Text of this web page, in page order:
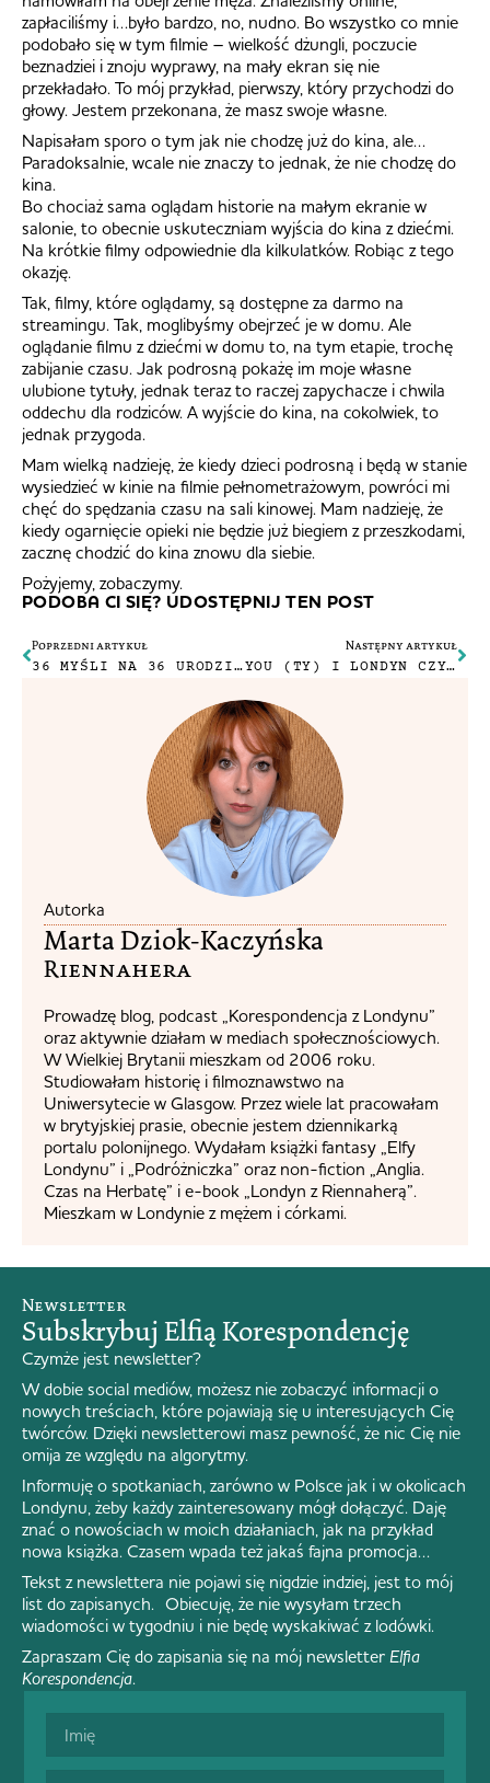
zapłaciliśmy i…było bardzo, no, nudno. Bo wszystko co mnie
podobało się w tym filmie – wielkość dżungli, poczucie
beznadziei i znoju wyprawy, na mały ekran się nie
przekładało. To mój przykład, pierwszy, który przychodzi do
głowy. Jestem przekonana, że masz swoje własne.
Napisałam sporo o tym jak nie chodzę już do kina, ale…
Paradoksalnie, wcale nie znaczy to jednak, że nie chodzę do
kina.
Bo chociaż sama oglądam historie na małym ekranie w
salonie, to obecnie uskuteczniam wyjścia do kina z dziećmi.
Na krótkie filmy odpowiednie dla kilkulatków. Robiąc z tego
okazję.
Tak, filmy, które oglądamy, są dostępne za darmo na
streamingu. Tak, moglibyśmy obejrzeć je w domu. Ale
oglądanie filmu z dziećmi w domu to, na tym etapie, trochę
zabijanie czasu. Jak podrosną pokażę im moje własne
ulubione tytuły, jednak teraz to raczej zapychacze i chwila
oddechu dla rodziców. A wyjście do kina, na cokolwiek, to
jednak przygoda.
Mam wielką nadzieję, że kiedy dzieci podrosną i będą w stanie
wysiedzieć w kinie na filmie pełnometrażowym, powróci mi
chęć do spędzania czasu na sali kinowej. Mam nadzieję, że
kiedy ogarnięcie opieki nie będzie już biegiem z przeszkodami,
zacznę chodzić do kina znowu dla siebie.
Pożyjemy, zobaczymy.
PODOBA CI SIĘ? UDOSTĘPNIJ TEN POST
Poprzedni artykuł
36 MYŚLI NA 36 URODZINY
Następny artykuł
YOU (TY) I LONDYN CZYLI JAK UKAZANE JEST MIASTO W SERIALU NETFLIXA
Autorka
Marta Dziok-Kaczyńska
Riennahera​
Prowadzę blog, podcast „Korespondencja z Londynu”
oraz aktywnie działam w mediach społecznościowych.
W Wielkiej Brytanii mieszkam od 2006 roku.
Studiowałam historię i filmoznawstwo na
Uniwersytecie w Glasgow. Przez wiele lat pracowałam
w brytyjskiej prasie, obecnie jestem dziennikarką
portalu polonijnego. Wydałam książki fantasy „Elfy
Londynu” i „Podróżniczka” oraz non-fiction „Anglia.
Czas na Herbatę” i e-book „Londyn z Riennaherą”.
Mieszkam w Londynie z mężem i córkami.
Newsletter
Subskrybuj Elfią Korespondencję
Czymże jest newsletter?
W dobie social mediów, możesz nie zobaczyć informacji o
nowych treściach, które pojawiają się u interesujących Cię
twórców. Dzięki newsletterowi masz pewność, że nic Cię nie
omija ze względu na algorytmy.
Informuję o spotkaniach, zarówno w Polsce jak i w okolicach
Londynu, żeby każdy zainteresowany mógł dołączyć. Daję
znać o nowościach w moich działaniach, jak na przykład
nowa książka. Czasem wpada też jakaś fajna promocja…
Tekst z newslettera nie pojawi się nigdzie indziej, jest to mój
list do zapisanych. Obiecuję, że nie wysyłam trzech
wiadomości w tygodniu i nie będę wyskakiwać z lodówki.
Zapraszam Cię do zapisania się na mój newsletter Elfia
Korespondencja.